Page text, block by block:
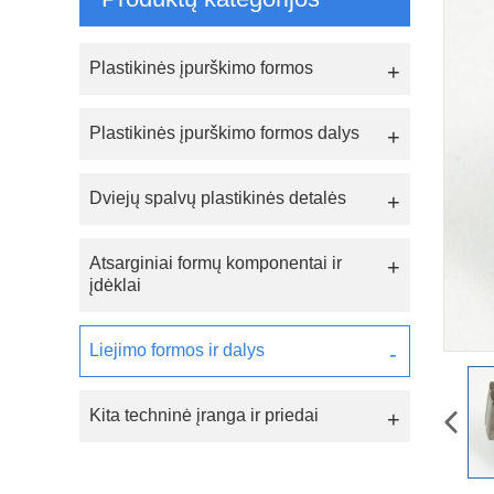
Plastikinės įpurškimo formos
Plastikinės įpurškimo formos dalys
Dviejų spalvų plastikinės detalės
Atsarginiai formų komponentai ir
įdėklai
Liejimo formos ir dalys
Kita techninė įranga ir priedai